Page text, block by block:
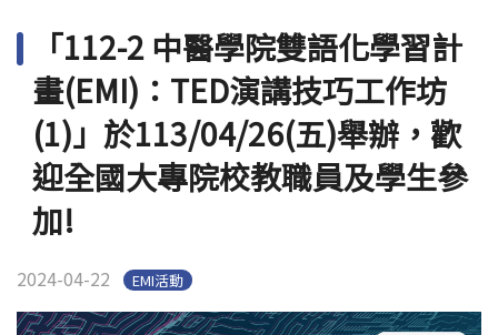
雙語中心(link is external)
中醫學院(link is external)
官方YouTube(link is external)
「112-2 中醫學院雙語化學習計
畫(EMI)：TED演講技巧工作坊
(1)」於113/04/26(五)舉辦，歡
迎全國大專院校教職員及學生參
加!
2024-04-22 EMI活動